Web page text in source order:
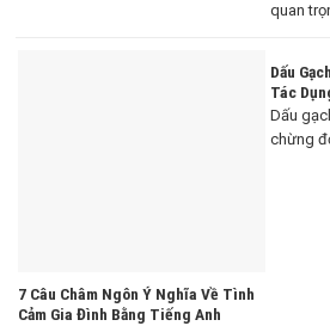
quan
7 Câu Châm Ngôn Ý Nghĩa Về Tình
Cảm Gia Đình Bằng Tiếng Anh
Dấu
Tác
Dấu
chừng